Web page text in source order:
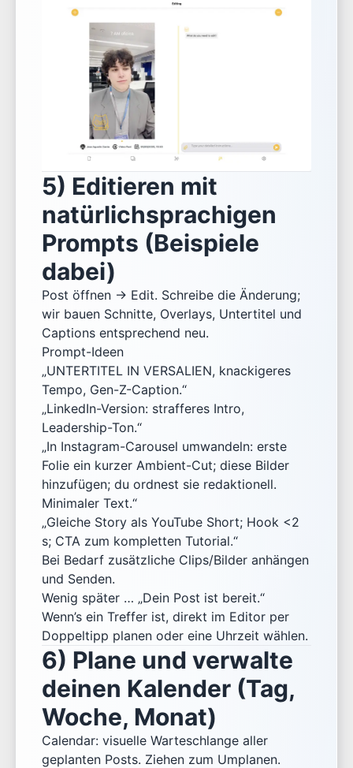
5) Editieren mit
natürlichsprachigen
Prompts (Beispiele
dabei)
Post öffnen → Edit. Schreibe die Änderung;
wir bauen Schnitte, Overlays, Untertitel und
Captions entsprechend neu.
Prompt-Ideen
„UNTERTITEL IN VERSALIEN, knackigeres
Tempo, Gen-Z-Caption.“
„LinkedIn-Version: strafferes Intro,
Leadership-Ton.“
„In Instagram-Carousel umwandeln: erste
Folie ein kurzer Ambient-Cut; diese Bilder
hinzufügen; du ordnest sie redaktionell.
Minimaler Text.“
„Gleiche Story als YouTube Short; Hook <2
s; CTA zum kompletten Tutorial.“
Bei Bedarf zusätzliche Clips/Bilder anhängen
und Senden.
Wenig später … „Dein Post ist bereit.“
Wenn’s ein Treffer ist, direkt im Editor per
Doppeltipp planen oder eine Uhrzeit wählen.
6) Plane und verwalte
deinen Kalender (Tag,
Woche, Monat)
Calendar: visuelle Warteschlange aller
geplanten Posts. Ziehen zum Umplanen.